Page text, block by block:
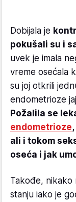
Dobijala je
pokušali su i
uvek je imala
vreme osećala
su joj otkrili
endometrioze
Požalila se
endometrioze
ali i tokom
oseća i jak
Takođe, nikako
stanju iako je